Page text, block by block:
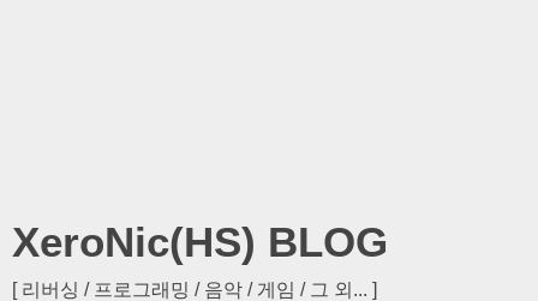
XeroNic(HS) BLOG
[ 리버싱 / 프로그래밍 / 음악 / 게임 / 그 외... ]